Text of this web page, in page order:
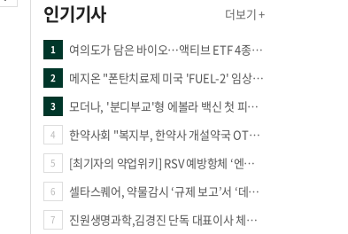
인기기사 더보기 +
1 여의도가 담은 바이오…액티브 ETF 4종의 선택은
2 메지온 "폰탄치료제 미국 'FUEL-2' 임상 프로토콜 영국 승인"
3 모더나, '분디부교'형 에볼라 백신 첫 피험자 접종
4 한약사회 "복지부, 한약사 개설약국 OTC 공급 방해 더는 방관 말아야"
5 [최기자의 약업위키] RSV 예방항체 ‘엔플론시아’
6 셀타스퀘어, 약물감시 ‘규제 보고’서 ‘데이터 의사결정’으로 "PVX 전환 요구 커진다"
7 진원생명과학,김경진 단독 대표이사 체제 돌입